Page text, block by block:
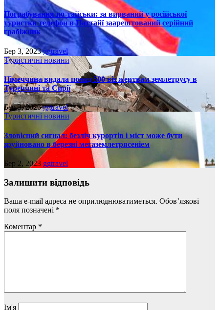
Пограбування по-тайськи: за вирваний у російської
туристки телефон в Паттайї заарештований серійний
грабіжник
Бер 3, 2023ggtravel
Туристичні новини
Німеччина видала понад 500 віз жертвам землетрусу в
Туреччині та Сирії
Бер 3, 2023ggtravel
Туристичні новини
Зловісний сигнал: безліч курортів і міст може бути
зруйновано в березні мегаземлетрясеніем
Бер 2, 2023 ggtravel
Залишити відповідь
Ваша e-mail адреса не оприлюднюватиметься. Обов’язкові
поля позначені *
Коментар *
Ім'я